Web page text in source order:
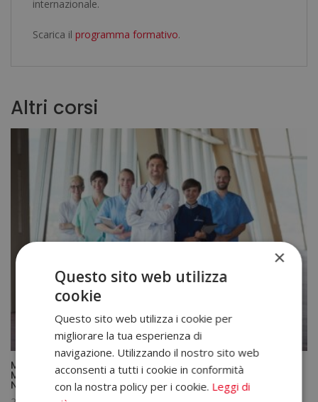
internazionale.
Scarica il programma formativo.
Altri corsi
Master in Gestione Sanitaria Nel Management di Centri
Medici, Cliniche e Ospedali – Diploma Autenticato da un
Notaio Europeo –
×
Questo sito web utilizza
cookie
Questo sito web utilizza i cookie per
migliorare la tua esperienza di
navigazione. Utilizzando il nostro sito web
acconsenti a tutti i cookie in conformità
con la nostra policy per i cookie. Leggi di